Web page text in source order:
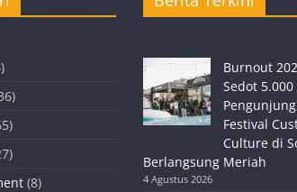
(8)
Burnout
Sedot 5.000
Festival
Culture di
Berlangsung Meriah
4 Agustus 2026